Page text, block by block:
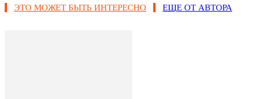
ЭТО МОЖЕТ БЫТЬ ИНТЕРЕСНО ЕЩЕ ОТ АВТОРА